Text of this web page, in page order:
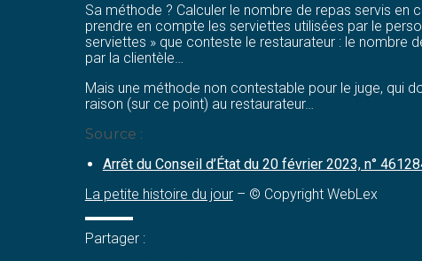
Sa méthode ? Calculer le nombre de repas servis en
prendre en compte les serviettes utilisées par le
serviettes » que conteste le restaurateur : le nombre
par la clientèle…
Mais une méthode non contestable pour le juge, qui
raison (sur ce point) au restaurateur…
Source :
Arrêt du Conseil d’État du 20 février 2023, n°
La petite histoire du jour– © Copyright WebLex
Partager :